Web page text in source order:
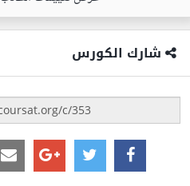
شارك الكورس